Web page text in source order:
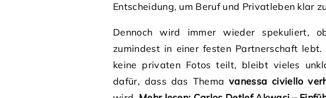
Entscheidung, um Beruf und Privatleben klar
Dennoch wird immer wieder spekuliert,
zumindest in einer festen Partnerschaft
keine privaten Fotos teilt, bleibt vieles
dafür, dass das Themavanessa civiello